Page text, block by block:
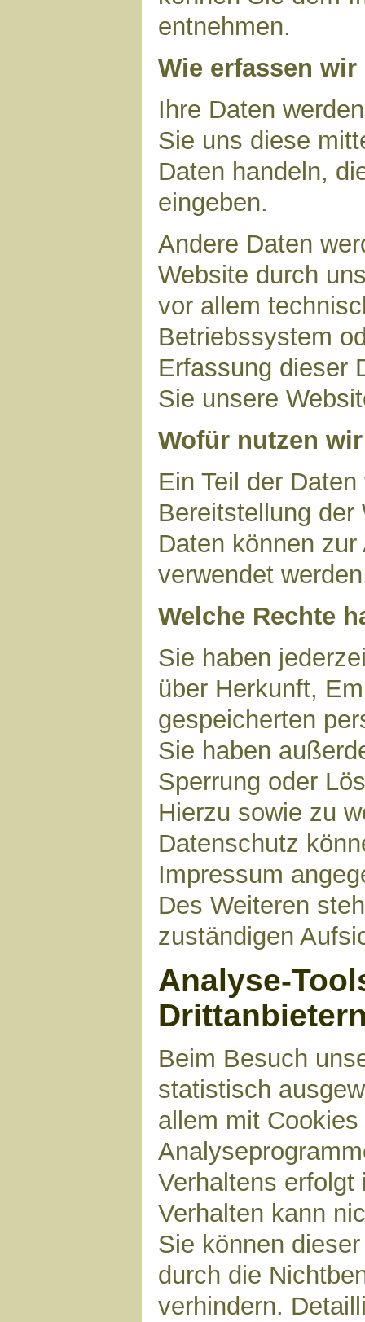
entnehmen.
Wie erfassen wir
Ihre Daten
Sie uns diese
Daten handeln,
eingeben.
Andere Daten
Website durch
vor allem
Betriebssystem
Erfassung dieser
Sie unsere
Wofür nutzen
Ein Teil der
Bereitstellung der
Daten können
verwendet
Welche Rechte
Sie haben
über Herkunft,
gespeicherten
Sie haben
Sperrung oder
Hierzu sowie zu
Datenschutz
Impressum
Des Weiteren
zuständigen
Analyse-
Beim Besuch
statistisch
allem mit
Verhaltens
Verhalten kann
Sie können
durch die
verhindern.